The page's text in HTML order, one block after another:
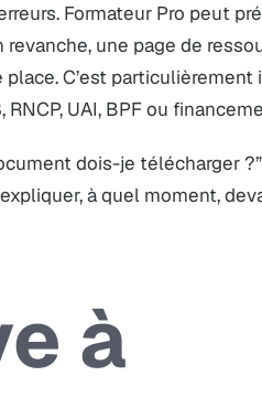
Formateur Pro peut
une page de
C’est particulièrement
RNCP, UAI, BPF ou
dois-je télécharger
à quel moment,
à